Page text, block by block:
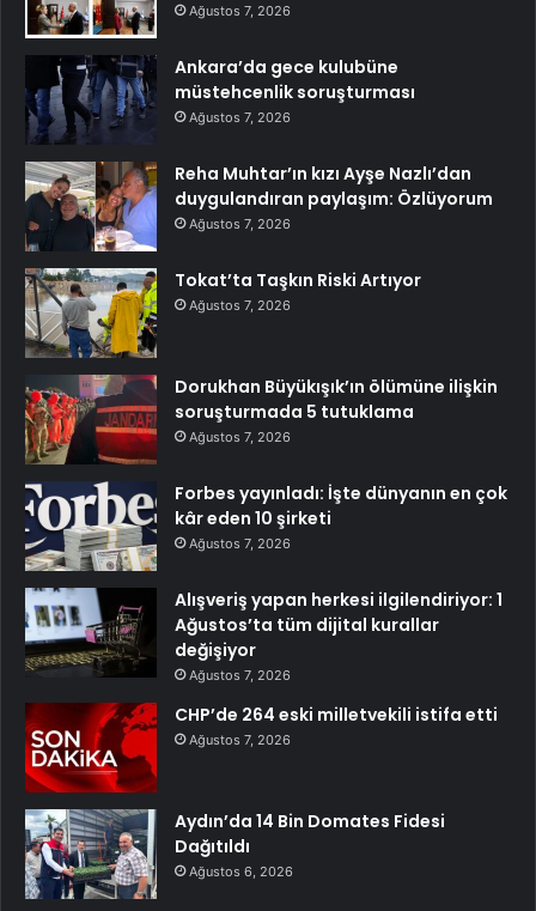
Ağustos 7, 2026
Ankara’da gece kulubüne
müstehcenlik soruşturması
Ağustos 7, 2026
Reha Muhtar’ın kızı Ayşe Nazlı’dan
duygulandıran paylaşım: Özlüyorum
Ağustos 7, 2026
Tokat’ta Taşkın Riski Artıyor
Ağustos 7, 2026
Dorukhan Büyükışık’ın ölümüne ilişkin
soruşturmada 5 tutuklama
Ağustos 7, 2026
Forbes yayınladı: İşte dünyanın en çok
kâr eden 10 şirketi
Ağustos 7, 2026
Alışveriş yapan herkesi ilgilendiriyor: 1
Ağustos’ta tüm dijital kurallar
değişiyor
Ağustos 7, 2026
CHP’de 264 eski milletvekili istifa etti
Ağustos 7, 2026
Aydın’da 14 Bin Domates Fidesi
Dağıtıldı
Ağustos 6, 2026